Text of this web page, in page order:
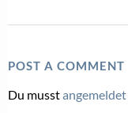
POST A COMMENT
Du musstangemeldet